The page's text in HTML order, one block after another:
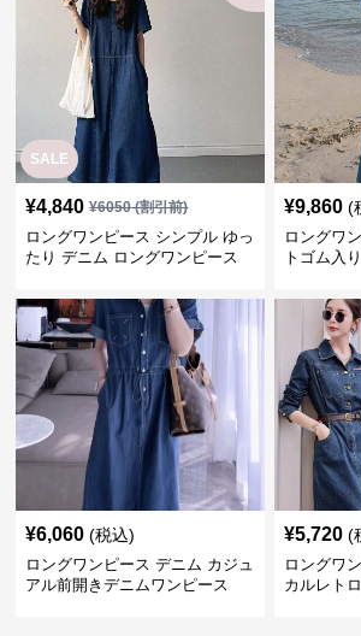
SALE
¥4,840 ¥6050(割引前)
ロングワンピース シンプル ゆっ
たり デニム ロングワンピース
¥9,860 (
ロングワ
トゴム入
¥6,060 (税込)
ロングワンピース デニム カジュ
アル前開きデニムワンピース
¥5,720 (
ロングワ
カルレト